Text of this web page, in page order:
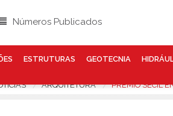
Números Publicados
ESTRUTURAS GEOTECNIA
ARQUITETURA PRÉMIO SECIL